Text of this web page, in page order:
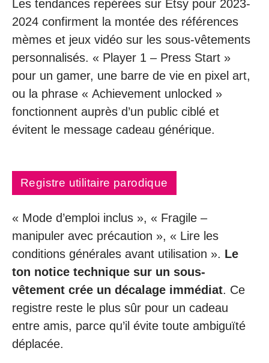
Les tendances repérées sur Etsy pour 2023-
2024 confirment la montée des références
mèmes et jeux vidéo sur les sous-vêtements
personnalisés. « Player 1 – Press Start »
pour un gamer, une barre de vie en pixel art,
ou la phrase « Achievement unlocked »
fonctionnent auprès d’un public ciblé et
évitent le message cadeau générique.
Registre utilitaire parodique
« Mode d’emploi inclus », « Fragile –
manipuler avec précaution », « Lire les
conditions générales avant utilisation ». Le
ton notice technique sur un sous-
vêtement crée un décalage immédiat. Ce
registre reste le plus sûr pour un cadeau
entre amis, parce qu’il évite toute ambiguïté
déplacée.